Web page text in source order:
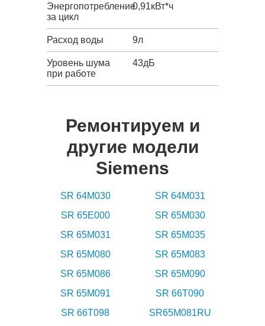
Энергопотребление
за цикл
0,91кВт*ч
Расход воды 9л
Уровень шума
при работе
43дБ
Ремонтируем и
другие модели
Siemens
SR 64M030
SR 64M031
SR 65E000
SR 65M030
SR 65M031
SR 65M035
SR 65M080
SR 65M083
SR 65M086
SR 65M090
SR 65M091
SR 66T090
SR 66T098
SR65M081RU